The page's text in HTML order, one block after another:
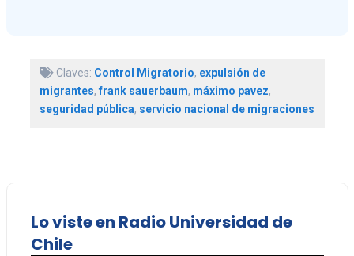
Claves: Control Migratorio, expulsión de
migrantes,frank sauerbaum, máximo pavez,
seguridad pública, servicio nacional de migraciones
Lo viste en Radio Universidad de
Chile